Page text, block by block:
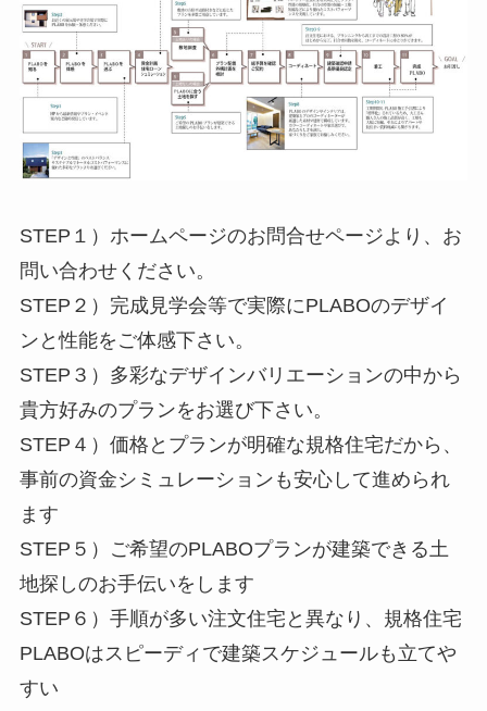
STEP１）ホームページのお問合せページより、お
問い合わせください。
STEP２）完成見学会等で実際にPLABOのデザイ
ンと性能をご体感下さい。
STEP３）多彩なデザインバリエーションの中から
貴方好みのプランをお選び下さい。
STEP４）価格とプランが明確な規格住宅だから、
事前の資金シミュレーションも安心して進められ
ます
STEP５）ご希望のPLABOプランが建築できる土
地探しのお手伝いをします
STEP６）手順が多い注文住宅と異なり、規格住宅
PLABOはスピーディで建築スケジュールも立てや
すい